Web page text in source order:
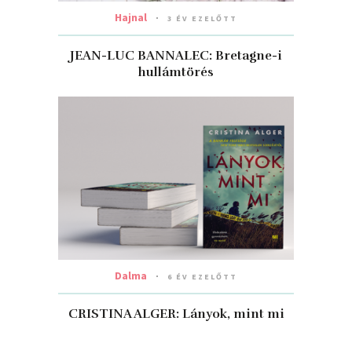
Hajnal 3 ÉV EZELŐTT
JEAN-LUC BANNALEC: Bretagne-i
hullámtörés
Dalma 6 ÉV EZELŐTT
CRISTINA ALGER: Lányok, ​mint mi